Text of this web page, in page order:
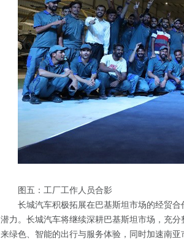
图五：工厂工作人员合影
长城汽车积极拓展在巴基斯坦市场的经贸
潜力。长城汽车将继续深耕巴基斯坦市场，充
来绿色、智能的出行与服务体验，同时加速南亚